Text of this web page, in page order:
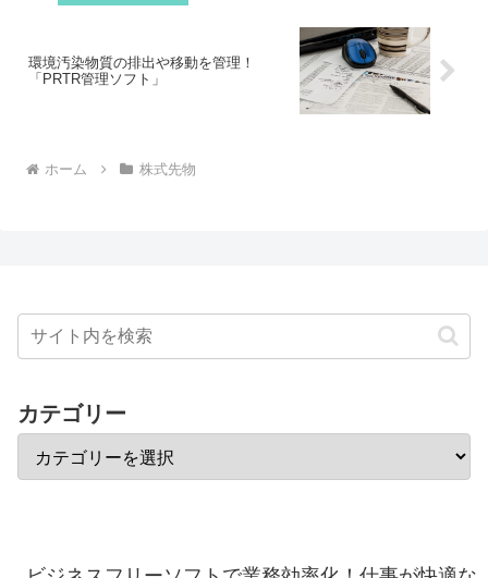
環境汚染物質の排出や移動を管理！
「PRTR管理ソフト」
ホーム 株式先物
カテゴリー